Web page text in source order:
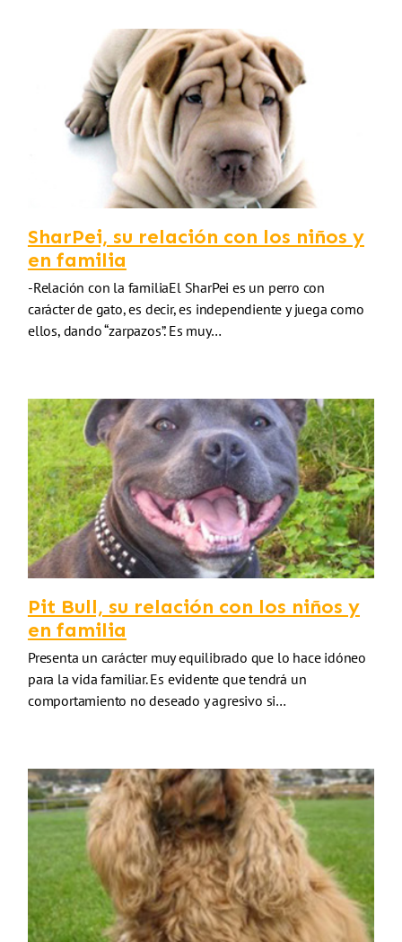
SharPei, su relación con los niños y
en familia
-Relación con la familiaEl SharPei es un perro con
carácter de gato, es decir, es independiente y juega como
ellos, dando “zarpazos”. Es muy…
Pit Bull, su relación con los niños y
en familia
Presenta un carácter muy equilibrado que lo hace idóneo
para la vida familiar. Es evidente que tendrá un
comportamiento no deseado y agresivo si…